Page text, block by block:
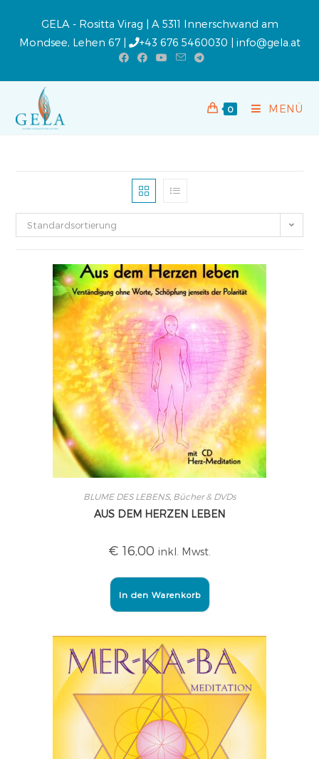
GELA - Rositta Virag | A 5311 Innerschwand am
Mondsee, Lehen 67 |
+43 676 5460030 | info@gela.at
0 MENÜ
Standardsortierung
BLUME DES LEBENS, Bücher & DVDs
AUS DEM HERZEN LEBEN
€ 16,00 inkl. Mwst.
In den Warenkorb